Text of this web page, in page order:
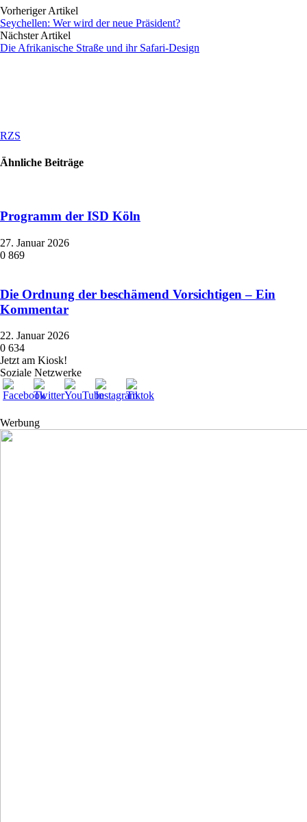
Vorheriger Artikel
Seychellen: Wer wird der neue Präsident?
Nächster Artikel
Die Afrikanische Straße und ihr Safari-Design
RZS
Ähnliche Beiträge
Programm der ISD Köln
27. Januar 2026
0 869
Die Ordnung der beschämend Vorsichtigen – Ein
Kommentar
22. Januar 2026
0 634
Jetzt am Kiosk!
Soziale Netzwerke
Werbung